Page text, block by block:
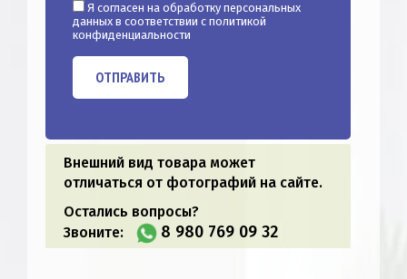
Я согласен на обработку персональных
данных в соответствии с политикой
конфиденциальности
ОТПРАВИТЬ
Внешний вид товара может
отличаться от фотографий на сайте.
Остались вопросы?
Звоните:
8 980 769 09 32